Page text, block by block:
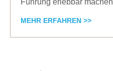
MEHR ERFAHREN >>